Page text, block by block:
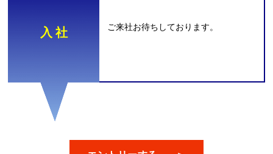
⼊ 社 ご来社お待ちしております。